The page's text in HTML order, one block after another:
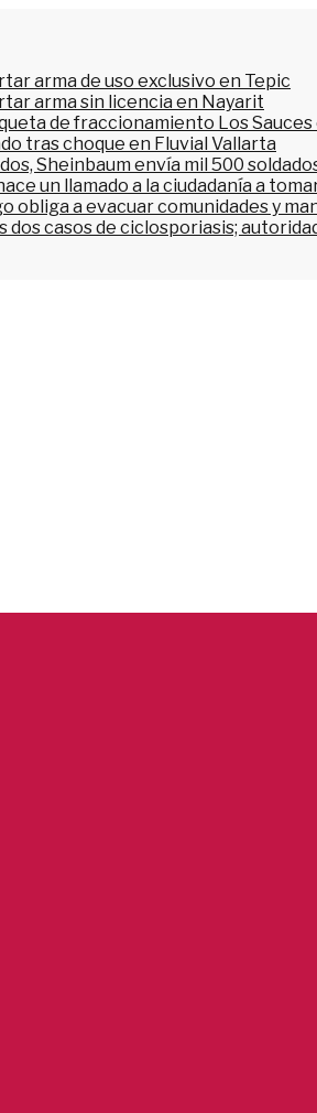
arma de uso exclusivo en Tepic
arma sin licencia en Nayarit
de fraccionamiento Los Sauces
tras choque en Fluvial Vallarta
Sheinbaum envía mil 500
un llamado a la ciudadanía a
obliga a evacuar comunidades y
dos casos de ciclosporiasis;